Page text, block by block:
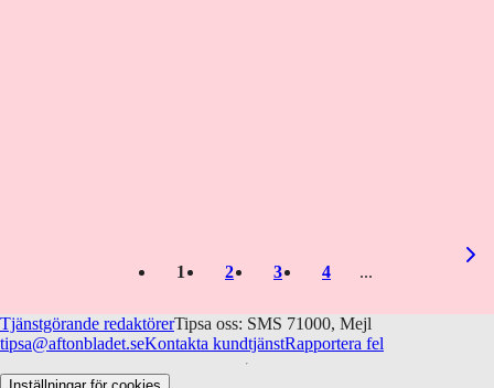
1 2 3 4
Tjänstgörande redaktörerTipsa oss: SMS 71000, Mejl
tipsa@aftonbladet.seKontakta kundtjänstRapportera fel